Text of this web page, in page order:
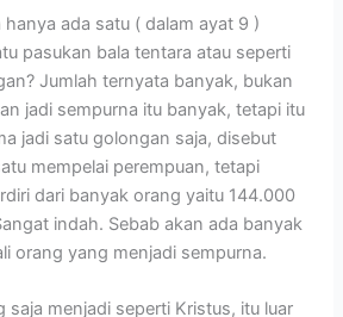
ada satu ( dalam ayat 9 )
pasukan bala tentara atau seperti
Jumlah ternyata banyak, bukan
jadi sempurna itu banyak, tetapi itu
jadi satu golongan saja, disebut
mempelai perempuan, tetapi
dari banyak orang yaitu 144.000
indah. Sebab akan ada banyak
orang yang menjadi sempurna.
saja menjadi seperti Kristus, itu luar